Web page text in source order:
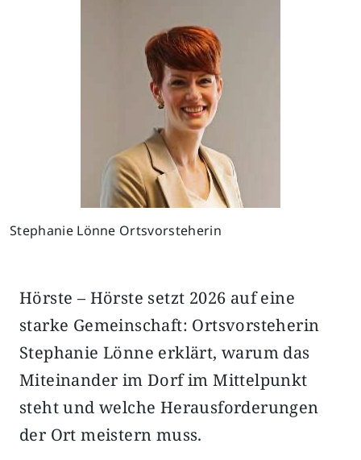
Stephanie Lönne Ortsvorsteherin
Hörste – Hörste setzt 2026 auf eine
starke Gemeinschaft: Ortsvorsteherin
Stephanie Lönne erklärt, warum das
Miteinander im Dorf im Mittelpunkt
steht und welche Herausforderungen
der Ort meistern muss.